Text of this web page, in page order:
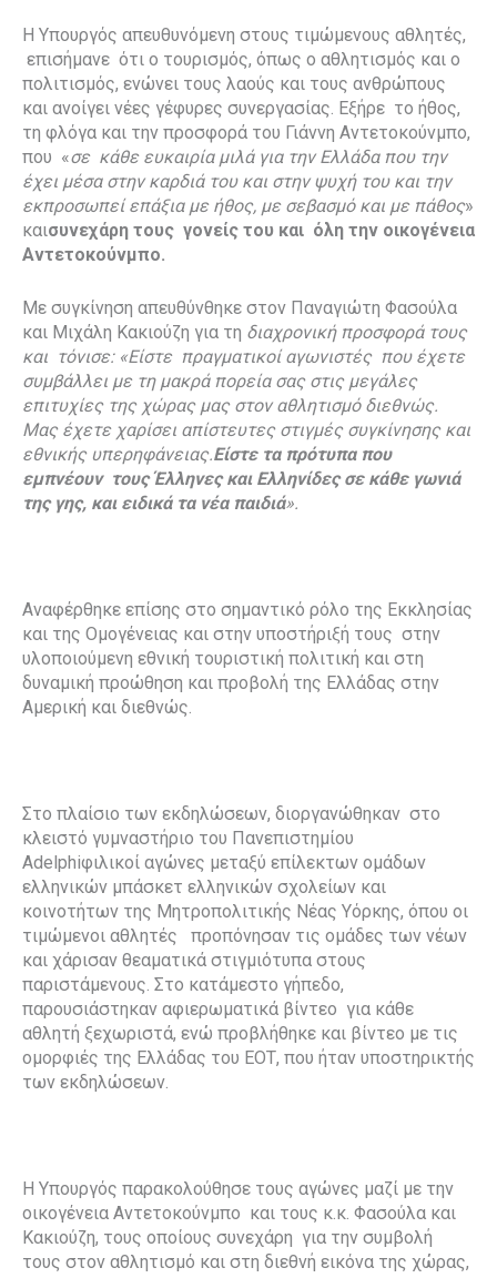
Η Υπουργός απευθυνόμενη στους τιμώμενους αθλητές,
επισήμανε ότι ο τουρισμός, όπως ο αθλητισμός και ο
πολιτισμός, ενώνει τους λαούς και τους ανθρώπους
και ανοίγει νέες γέφυρες συνεργασίας. Εξήρε το ήθος,
τη φλόγα και την προσφορά του Γιάννη Αντετοκούνμπο,
που «σε κάθε ευκαιρία μιλά για την Ελλάδα που την
έχει μέσα στην καρδιά του και στην ψυχή του και την
εκπροσωπεί επάξια με ήθος, με σεβασμό και με πάθος»
καισυνεχάρη τους γονείς του και όλη την οικογένεια
Αντετοκούνμπο.
Με συγκίνηση απευθύνθηκε στον Παναγιώτη Φασούλα
και Μιχάλη Κακιούζη για τη διαχρονική προσφορά τους
και τόνισε: «Είστε πραγματικοί αγωνιστές που έχετε
συμβάλλει με τη μακρά πορεία σας στις μεγάλες
επιτυχίες της χώρας μας στον αθλητισμό διεθνώς.
Μας έχετε χαρίσει απίστευτες στιγμές συγκίνησης και
εθνικής υπερηφάνειας.Είστε τα πρότυπα που
εμπνέουν τους Έλληνες και Ελληνίδες σε κάθε γωνιά
της γης, και ειδικά τα νέα παιδιά».
Αναφέρθηκε επίσης στο σημαντικό ρόλο της Εκκλησίας
και της Ομογένειας και στην υποστήριξή τους στην
υλοποιούμενη εθνική τουριστική πολιτική και στη
δυναμική προώθηση και προβολή της Ελλάδας στην
Αμερική και διεθνώς.
Στο πλαίσιο των εκδηλώσεων, διοργανώθηκαν στο
κλειστό γυμναστήριο του Πανεπιστημίου
Adelphiφιλικοί αγώνες μεταξύ επίλεκτων ομάδων
ελληνικών μπάσκετ ελληνικών σχολείων και
κοινοτήτων της Μητροπολιτικής Νέας Υόρκης, όπου οι
τιμώμενοι αθλητές προπόνησαν τις ομάδες των νέων
και χάρισαν θεαματικά στιγμιότυπα στους
παριστάμενους. Στο κατάμεστο γήπεδο,
παρουσιάστηκαν αφιερωματικά βίντεο για κάθε
αθλητή ξεχωριστά, ενώ προβλήθηκε και βίντεο με τις
ομορφιές της Ελλάδας του ΕΟΤ, που ήταν υποστηρικτής
των εκδηλώσεων.
Η Υπουργός παρακολούθησε τους αγώνες μαζί με την
οικογένεια Αντετοκούνμπο και τους κ.κ. Φασούλα και
Κακιούζη, τους οποίους συνεχάρη για την συμβολή
τους στον αθλητισμό και στη διεθνή εικόνα της χώρας,